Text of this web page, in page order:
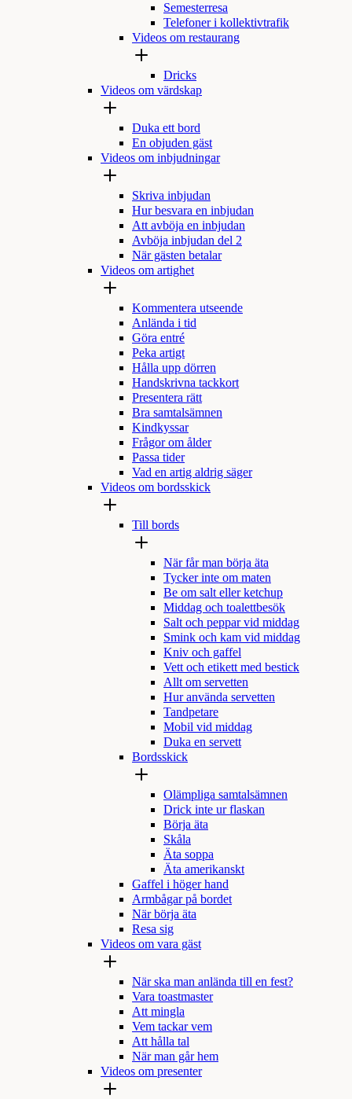
Semesterresa
Telefoner i kollektivtrafik
Videos om restaurang
Dricks
Videos om värdskap
Duka ett bord
En objuden gäst
Videos om inbjudningar
Skriva inbjudan
Hur besvara en inbjudan
Att avböja en inbjudan
Avböja inbjudan del 2
När gästen betalar
Videos om artighet
Kommentera utseende
Anlända i tid
Göra entré
Peka artigt
Hålla upp dörren
Handskrivna tackkort
Presentera rätt
Bra samtalsämnen
Kindkyssar
Frågor om ålder
Passa tider
Vad en artig aldrig säger
Videos om bordsskick
Till bords
När får man börja äta
Tycker inte om maten
Be om salt eller ketchup
Middag och toalettbesök
Salt och peppar vid middag
Smink och kam vid middag
Kniv och gaffel
Vett och etikett med bestick
Allt om servetten
Hur använda servetten
Tandpetare
Mobil vid middag
Duka en servett
Bordsskick
Olämpliga samtalsämnen
Drick inte ur flaskan
Börja äta
Skåla
Äta soppa
Äta amerikanskt
Gaffel i höger hand
Armbågar på bordet
När börja äta
Resa sig
Videos om vara gäst
När ska man anlända till en fest?
Vara toastmaster
Att mingla
Vem tackar vem
Att hålla tal
När man går hem
Videos om presenter